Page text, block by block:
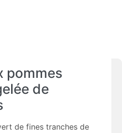
pommes
de
de fines tranches de